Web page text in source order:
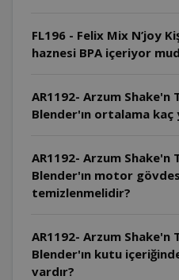
FL196 - Felix Mix N’joy
haznesi BPA içeriyor
AR1192- Arzum Shake'n
Blender'ın ortalama kaç
AR1192- Arzum Shake'n
Blender'ın motor
temizlenmelidir?
AR1192- Arzum Shake'n
Blender'ın kutu
vardır?